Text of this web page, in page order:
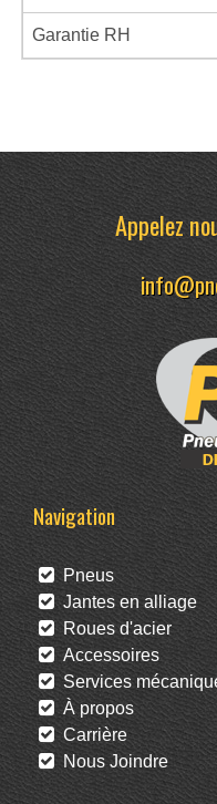
Garantie RH
Appelez
Navigation
Pneus
Jantes en alliage
Roues d'acier
Accessoires
Services
À propos
Carrière
Nous Joindre